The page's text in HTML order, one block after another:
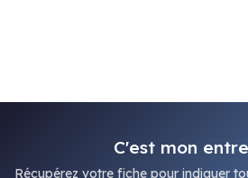
C'est mon
Récupérez votre fiche pour indiquer